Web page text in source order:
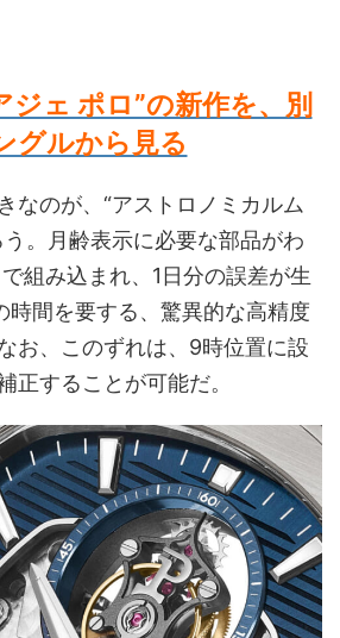
ジェ ポロ”の新作を、別
グルから見る
なのが、“アストロノミカルム
。月齢表示に必要な部品がわ
組み込まれ、1日分の誤差が生
時間を要する、驚異的な高精度
お、このずれは、9時位置に設
正することが可能だ。